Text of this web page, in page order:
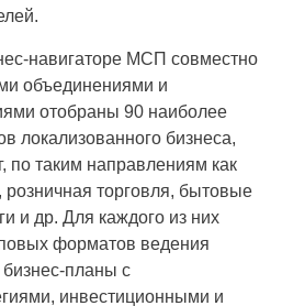
навигаторе МСП совместно
объединениями и
отобраны 90 наиболее
локализованного бизнеса,
по таким направлениям как
торговля, бытовые
и др. Для каждого из них
форматов ведения
планы с
инвестиционными и